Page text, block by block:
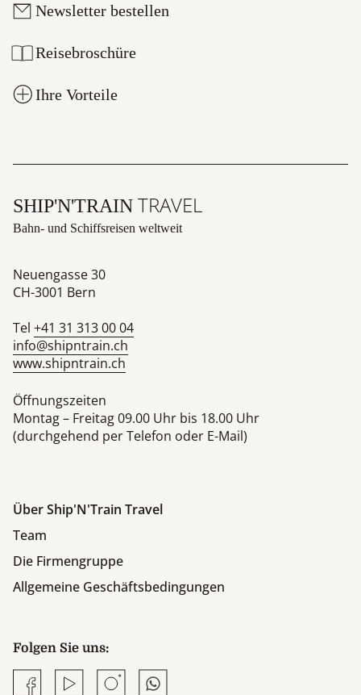
Newsletter bestellen
Reisebroschüre
Ihre Vorteile
SHIP'N'TRAIN TRAVEL
Bahn- und Schiffsreisen weltweit
Neuengasse 30
CH-3001 Bern
Tel +41 31 313 00 04
info@shipntrain.ch
www.shipntrain.ch
Öffnungszeiten
Montag – Freitag 09.00 Uhr bis 18.00 Uhr
(durchgehend per Telefon oder E-Mail)
Über Ship'N'Train Travel
Team
Die Firmengruppe
Allgemeine Geschäftsbedingungen
Folgen Sie uns:
Facebook YouTube Instagram Whatsapp